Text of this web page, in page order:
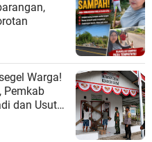
Warga!
Pemkab
dan Usut